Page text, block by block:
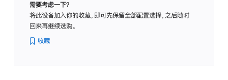
璃
需要考虑一下？
将此设备加入你的收藏，即可先保留全部配置选择，之后随时
回来再继续选购。
收藏